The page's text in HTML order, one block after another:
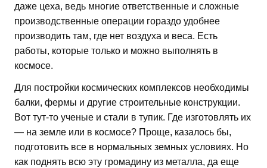
даже цеха, ведь многие ответственные и сложные
производственные операции гораздо удобнее
производить там, где нет воздуха и веса. Есть
работы, которые только и можно выполнять в
космосе.
Для постройки космических комплексов необходимы
балки, фермы и другие строительные конструкции.
Вот тут-то ученые и стали в тупик. Где изготовлять их
— на земле или в космосе? Проще, казалось бы,
подготовить все в нормальных земных условиях. Но
как поднять всю эту громадину из металла, да еще